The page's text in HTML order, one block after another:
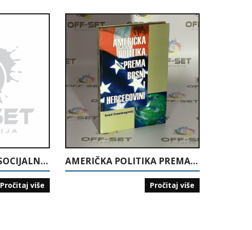
ZADOVOLJAVANJE SOCIJALNIH POTREBA U LOKALNOJ ZAJEDNICI
Pročitaj više
AMERIČKA POLITIKA PREMA BOSNI I HERCEGOVINI
Pročitaj više